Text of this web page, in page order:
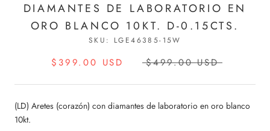
DIAMANTES DE LABORATORIO EN
ORO BLANCO 10KT. D-0.15CTS.
SKU: LGE46385-15W
$399.00 USD $499.00 USD
(LD) Aretes (corazón) con diamantes de laboratorio en oro blanco
10kt.